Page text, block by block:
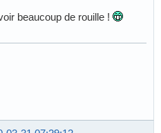
beaucoup de rouille !